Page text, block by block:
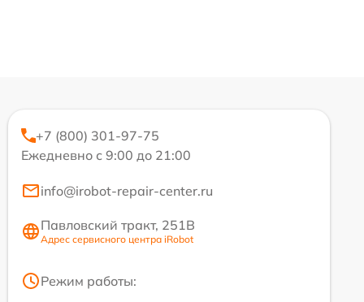
+7 (800) 301-97-75
Ежедневно с 9:00 до 21:00
info@irobot-repair-center.ru
Павловский тракт, 251В
Адрес сервисного центра iRobot
Режим работы: